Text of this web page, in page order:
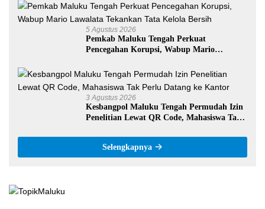
5 Agustus 2026
Pemkab Maluku Tengah Perkuat
Pencegahan Korupsi, Wabup Mario
3 Agustus 2026
Kesbangpol Maluku Tengah Permudah Izin
Penelitian Lewat QR Code, Mahasiswa Tak
Selengkapnya